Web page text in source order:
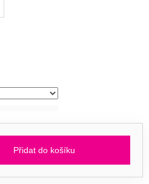
Přidat do košíku